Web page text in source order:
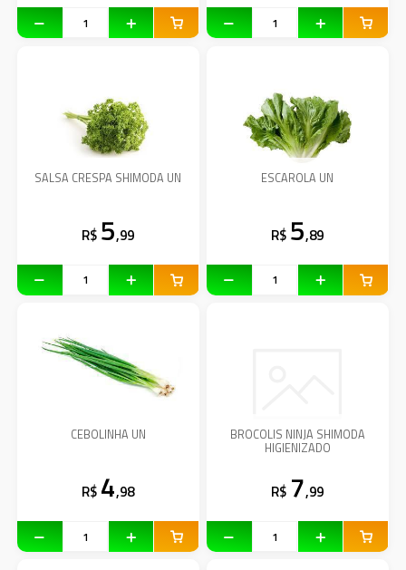
SALSA CRESPA SHIMODA UN
R$ 5,99
ESCAROLA UN
R$ 5,89
CEBOLINHA UN
R$ 4,98
BROCOLIS NINJA SHIMODA
HIGIENIZADO
R$ 7,99